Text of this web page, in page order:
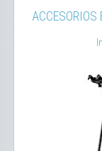
ACCESORIOS